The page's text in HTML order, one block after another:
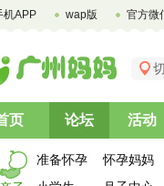
机APP wap版 官方微
页 论坛 活动
准备怀孕 怀孕妈妈